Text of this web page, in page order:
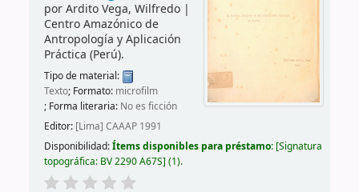
porArdito Vega, Wilfredo|
Centro Amazónico de
Antropología y Aplicación
Práctica (Perú).
Tipo de material:
Texto; Formato: microfilm
; Forma literaria: No es ficción
Editor: [Lima] CAAAP 1991
Disponibilidad:Ítems disponibles para préstamo: Signatura
topográfica: BV 2290 A67S (1).